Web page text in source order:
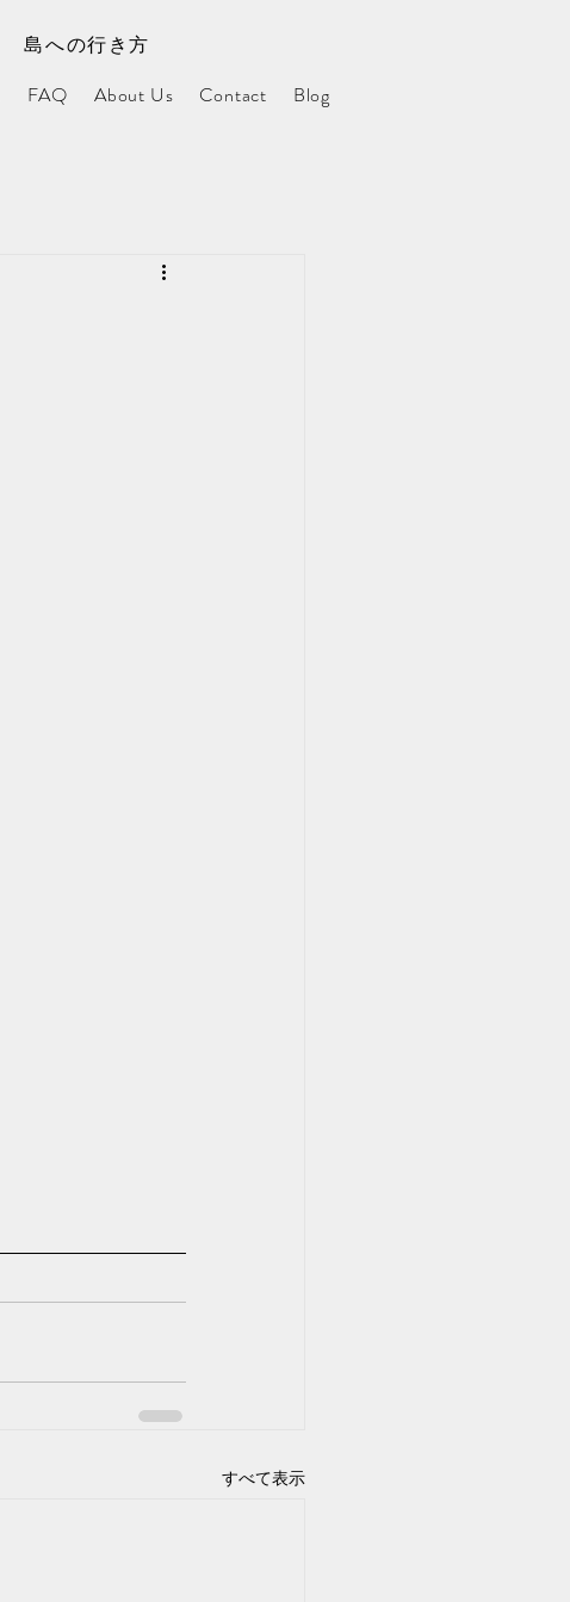
島への行き方
FAQ About Us Contact Blog
すべて表示